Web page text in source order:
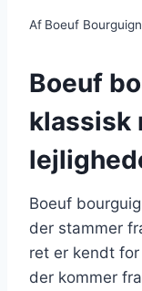
Af Boeuf
Boeuf
klassisk
Boeuf
der stammer
ret er kendt
der kommer